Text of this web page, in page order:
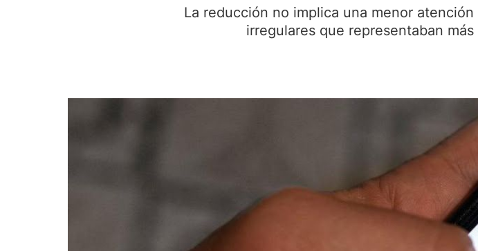
La reducción no implica una menor
irregulares que representaban